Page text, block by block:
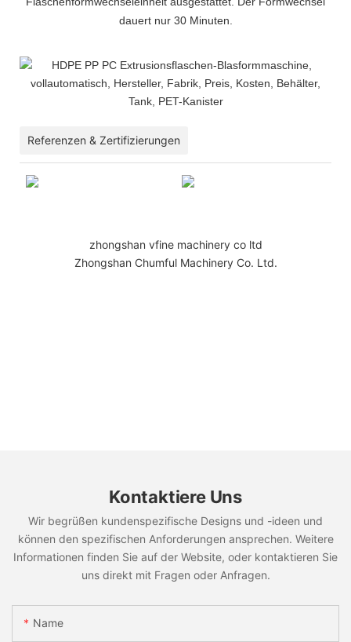
dauert nur 30 Minuten.
Referenzen & Zertifizierungen
zhongshan vfine machinery co ltd
Zhongshan Chumful Machinery Co. Ltd.
Kontaktiere Uns
Wir begrüßen kundenspezifische Designs und -ideen und
können den spezifischen Anforderungen ansprechen. Weitere
Informationen finden Sie auf der Website, oder kontaktieren Sie
uns direkt mit Fragen oder Anfragen.
Name